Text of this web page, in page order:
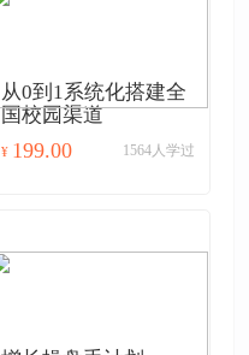
从0到1系统化搭建全
国校园渠道
¥ 199.00 1564人学过